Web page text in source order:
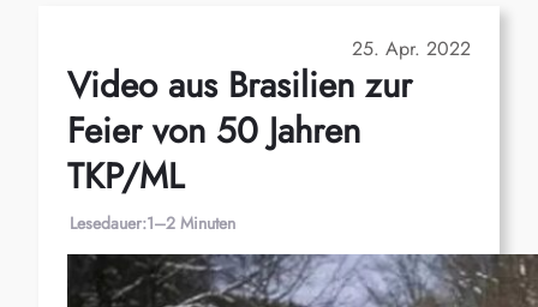
25. Apr. 2022
Video aus Brasilien zur
Feier von 50 Jahren
TKP/ML
Lesedauer:1–2 Minuten